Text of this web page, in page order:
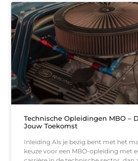
Technische Opleidingen MBO –
Jouw Toekomst
Inleiding Als je bezig bent met het
keuze voor een MBO-opleiding met